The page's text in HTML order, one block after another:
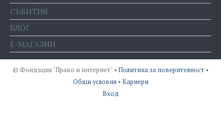
СЪБИТИЯ
БЛОГ
Е-МАГАЗИН
© Фондация "Право и интернет" • Политика за поверителност •
Общи условия • Кариери
Вход